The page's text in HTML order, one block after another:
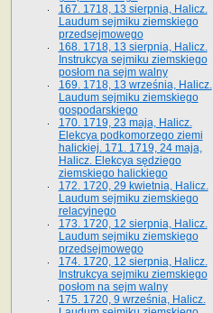
167. 1718, 13 sierpnia, Halicz.
Laudum sejmiku ziemskiego
przedsejmowego
168. 1718, 13 sierpnia, Halicz.
Instrukcya sejmiku ziemskiego
posłom na sejm walny
169. 1718, 13 września, Halicz.
Laudum sejmiku ziemskiego
gospodarskiego
170. 1719, 23 maja, Halicz.
Elekcya podkomorzego ziemi
halickiej. 171. 1719, 24 maja,
Halicz. Elekcya sędziego
ziemskiego halickiego
172. 1720, 29 kwietnia, Halicz.
Laudum sejmiku ziemskiego
relacyjnego
173. 1720, 12 sierpnia, Halicz.
Laudum sejmiku ziemskiego
przedsejmowego
174. 1720, 12 sierpnia, Halicz.
Instrukcya sejmiku ziemskiego
posłom na sejm walny
175. 1720, 9 września, Halicz.